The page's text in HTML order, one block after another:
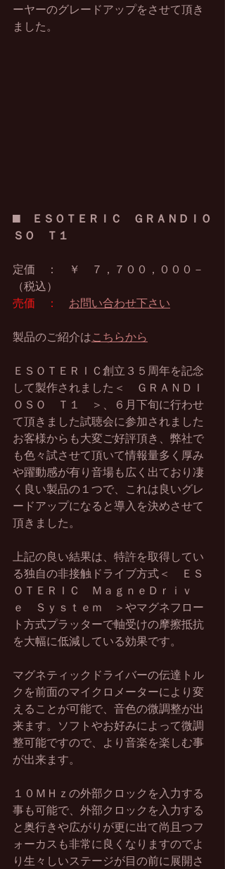
ーヤーのグレードアップをさせて頂き
ました。
■
ＥＳＯＴＥＲＩＣ　ＧＲＡＮＤＩＯ
ＳＯ　Ｔ１
定価　：　￥　７，７００，０００－
（税込）
売価　：
お問い合わせ下さい
製品のご紹介はこちらから
ＥＳＯＴＥＲＩＣ創立３５周年を記念
して製作されました＜　ＧＲＡＮＤＩ
ＯＳＯ　Ｔ１　＞、６月下旬に行わせ
て頂きました試聴会に参加されました
お客様からも大変ご好評頂き、弊社で
も色々試させて頂いて情報量多く厚み
や躍動感が有り音場も広く出ており凄
く良い製品の１つで、これは良いグレ
ードアップになると導入を決めさせて
頂きました。
上記の良い結果は、特許を取得してい
る独自の非接触ドライブ方式＜　ＥＳ
ＯＴＥＲＩＣ　ＭａｇｎｅＤｒｉｖ
ｅ　Ｓｙｓｔｅｍ　＞やマグネフロー
ト方式プラッターで軸受けの摩擦抵抗
を大幅に低減している効果です。
マグネティックドライバーの伝達トル
クを前面のマイクロメーターにより変
えることが可能で、音色の微調整が出
来ます。ソフトやお好みによって微調
整可能ですので、より音楽を楽しむ事
が出来ます。
１０ＭＨｚの外部クロックを入力する
事も可能で、外部クロックを入力する
と奥行きや広がりが更に出て尚且つフ
ォーカスも非常に良くなりますのでよ
り生々しいステージが目の前に展開さ